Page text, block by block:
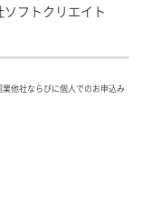
ソフトクリエイト
他社ならびに個人でのお申込み